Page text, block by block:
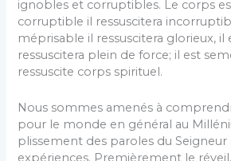
ignobles et corruptibles. Le corps
corruptible il ressus­citera
méprisable il ressus­citera glorieux,
ressuscitera plein de force; il est
ressuscite corps spirituel.
Nous sommes amenés à
pour le monde en général au
plissement des paroles du
expériences. Premièrement le